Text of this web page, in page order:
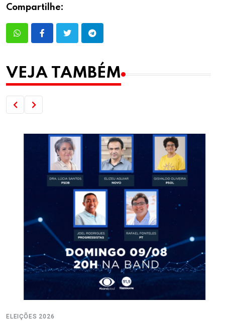
Compartilhe:
VEJA TAMBÉM
ELEIÇÕES 2026